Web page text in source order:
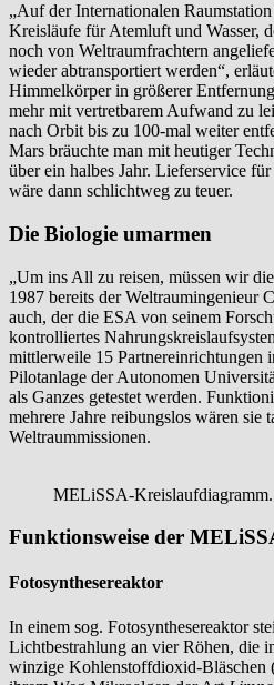
„Auf der Internationalen
Kreisläufe für Atemluft und Wasser,
noch von Weltraumfrachtern
wieder abtransportiert werden“,
Himmelkörper in größerer
mehr mit vertretbarem Aufwand zu
nach Orbit bis zu 100-mal weiter
Mars bräuchte man mit heutiger
über ein halbes Jahr. Lieferservice
wäre dann schlichtweg zu teuer.
Die Biologie umarmen
„Um ins All zu reisen, müssen wir
1987 bereits der Weltraumingenieur
auch, der die ESA von seinem
kontrolliertes
mittlerweile 15 Partnereinrichtungen
Pilotanlage der Autonomen
als Ganzes getestet werden.
mehrere Jahre reibungslos wären sie
Weltraummissionen.
MELiSSA-
Funktionsweise der
Fotosynthesereaktor
In einem sog. Fotosynthesereaktor
Lichtbestrahlung an vier Röhen, die
winzige Kohlenstoffdioxid-Bläschen